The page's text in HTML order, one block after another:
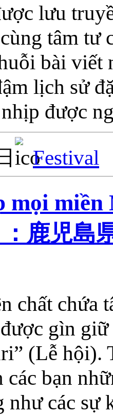
lưu
tâm tư
bài viết
lịch sử
được
Festival
mọi
鹿児島
chất chứa
gìn
(Lễ hội).
bạn
như các